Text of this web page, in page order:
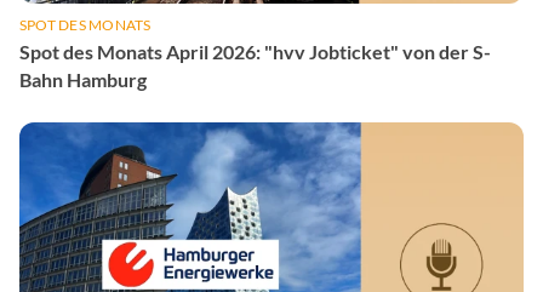
SPOT DES MONATS
Spot des Monats April 2026: "hvv Jobticket" von der S-
Bahn Hamburg